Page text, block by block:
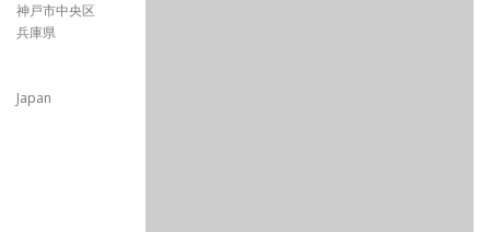
神戸市中央区
兵庫県
Japan